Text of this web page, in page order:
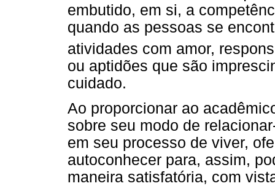
embutido, em si, a
quando as pessoas se
atividades com amor,
ou aptidões que são
cuidado.
Ao proporcionar ao
sobre seu modo de
em seu processo de viver,
autoconhecer para, assim,
maneira satisfatória, com